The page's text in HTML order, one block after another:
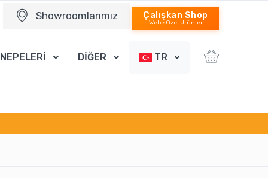
Showroomlarımız Çalışkan Shop
Webe Özel Ürünler
DİĞER TR